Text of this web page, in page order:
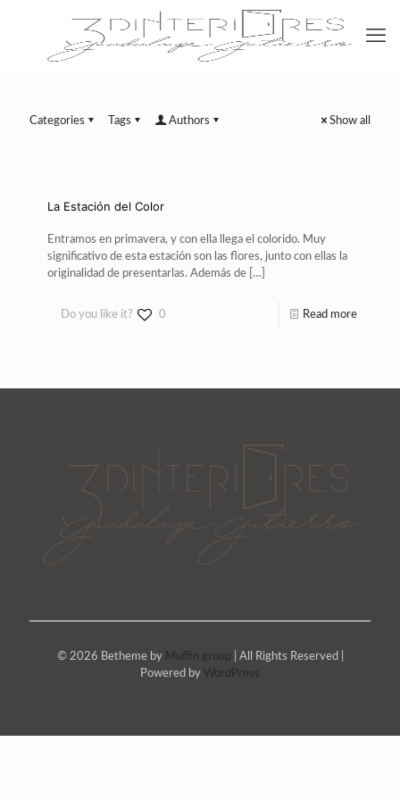
Categories Tags Authors Show all
La Estación del Color
Entramos en primavera, y con ella llega el colorido. Muy
significativo de esta estación son las flores, junto con ellas la
originalidad de presentarlas. Además de […]
Do you like it? 0 Read more
© 2026 Betheme by Muffin group | All Rights Reserved |
Powered by WordPress